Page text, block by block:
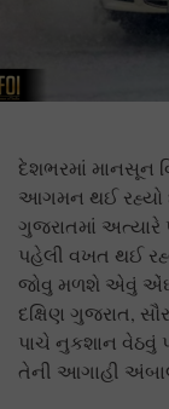
દેશભરમાં માનસૂન
આગમન થઈ રહ્યો
ગુજરાતમાં અત્યારે
પહેલી વખત થઈ
જોવુ મળશે એવું
દક્ષિણ ગુજરાત,
પાચે નુકશાન વેઠવું
તેની આગાહી